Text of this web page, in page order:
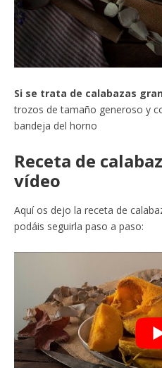
Si se trata de calabazas
trozos de tamaño generoso y
bandeja del horno
Receta de
vídeo
Aquí os dejo la receta de
podáis seguirla paso a paso: